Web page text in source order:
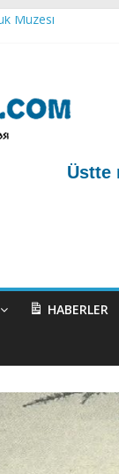
Müzesi
Mezarlığı ve
Üstte
HABERLER